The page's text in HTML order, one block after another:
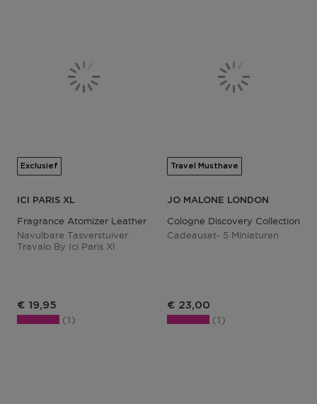
Exclusief
ICI PARIS XL
Fragrance Atomizer Leather Black
Navulbare Tasverstuiver
Travalo By Ici Paris Xl
Productprijs
€ 19,95
1
Travel Musthave
JO MALONE LONDON
Cologne Discovery Collection
Cadeauset- 5 Miniaturen
€ 23,00
1